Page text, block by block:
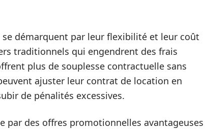
se démarquent par leur flexibilité et leur coût
traditionnels qui engendrent des frais
plus de souplesse contractuelle sans
ajuster leur contrat de location en
de pénalités excessives.
par des offres promotionnelles avantageuses